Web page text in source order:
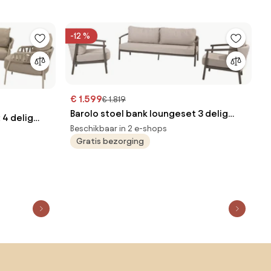
4 delig
-12 %
€ 1.599€ 1.819
Barolo stoel bank loungeset 3 delig
terre Taste 4SO
Beschikbaar in 2 e-shops
Gratis bezorging